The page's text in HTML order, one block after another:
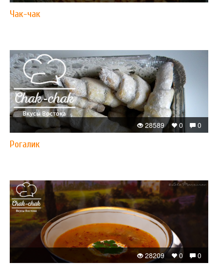
Чак-чак
0
0
28589
Рогалик
0
0
28209